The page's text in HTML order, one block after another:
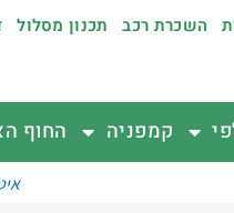
השכרת רכב תכנון מסלול
קמפניה החוף